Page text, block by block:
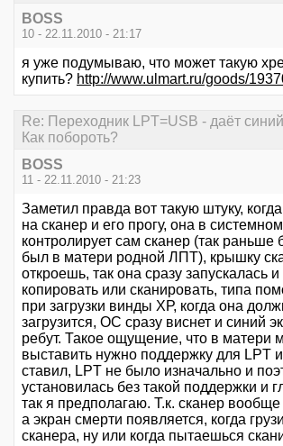
BOSS
10 - 22.11.2010 - 21:17
я уже подумываю, что может такую
купить? http://www.ulmart.ru/goods/
Re: Переходник LPT=USB - даёт
Как побороть?
BOSS
11 - 22.11.2010 - 21:23
Заметил правда вот такую штуку,
на сканер и его прогу, она в
контролирует сам сканер (так раньше
был в матери родной ЛПТ), крышку
откроешь, так она сразу запускалась
копировать или сканировать, типа
при загрузки винды ХР, когда она
загрузится, ОС сразу виснет и синий
ребут. Такое ощущение, что в матери
выставить нужно поддержку для LPT
ставил, LPT не было изначально и
установилась без такой поддержки и
так я предполагаю. Т.к. сканер
а экран смерти появляется, когда
сканера, ну или когда пытаешься